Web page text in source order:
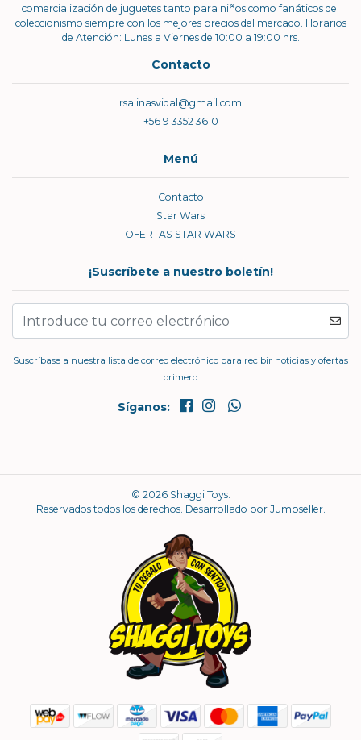
comercialización de juguetes tanto para niños como fanáticos del
coleccionismo siempre con los mejores precios del mercado. Horarios
de Atención: Lunes a Viernes de 10:00 a 19:00 hrs.
Contacto
rsalinasvidal@gmail.com
+56 9 3352 3610
Menú
Contacto
Star Wars
OFERTAS STAR WARS
¡Suscríbete a nuestro boletín!
Suscríbase a nuestra lista de correo electrónico para recibir noticias y ofertas
primero.
Síganos:
© 2026 Shaggi Toys.
Reservados todos los derechos. Desarrollado por Jumpseller.